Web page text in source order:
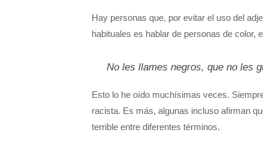
Hay personas que, por evitar el uso del
habituales es hablar de personas de color,
No les llames negros, que no les
Esto lo he oído muchísimas veces.
racista. Es más, algunas incluso afirman
terrible entre diferentes términos.